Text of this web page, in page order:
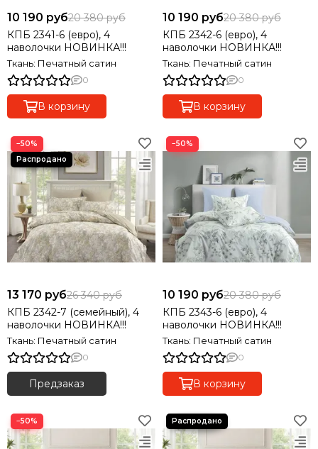
10 190 руб20 380 руб
КПБ 2341-6 (евро), 4
наволочки НОВИНКА!!!
Ткань: Печатный сатин
0
В корзину
10 190 руб20 380 руб
КПБ 2342-6 (евро), 4
наволочки НОВИНКА!!!
Ткань: Печатный сатин
0
В корзину
−50%
13 170 руб26 340 руб
КПБ 2342-7 (семейный), 4
наволочки НОВИНКА!!!
Ткань: Печатный сатин
0
Предзаказ
−50%
10 190 руб20 380 руб
КПБ 2343-6 (евро), 4
наволочки НОВИНКА!!!
Ткань: Печатный сатин
0
В корзину
−50%